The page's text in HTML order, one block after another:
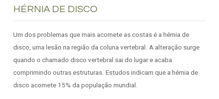
HÉRNIA DE DISCO
Um dos problemas que mais acomete as costas é a hérnia de
disco, uma lesão na região da coluna vertebral. A alteração surge
quando o chamado disco vertebral sai do lugar e acaba
comprimindo outras estruturas. Estudos indicam que a hérnia de
disco acomete 15% da população mundial.